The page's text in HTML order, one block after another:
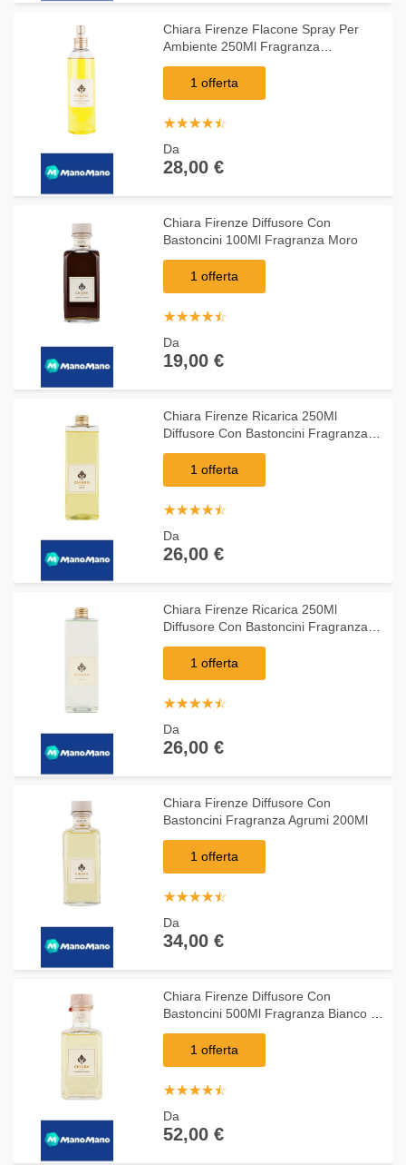
Chiara Firenze Flacone Spray Per
Ambiente 250Ml Fragranza
Hypericum
1 offerta
☆☆☆☆☆
★★★★★
Da
28,00 €
Chiara Firenze Diffusore Con
Bastoncini 100Ml Fragranza Moro
1 offerta
☆☆☆☆☆
★★★★★
Da
19,00 €
Chiara Firenze Ricarica 250Ml
Diffusore Con Bastoncini Fragranza
Agrumi
1 offerta
☆☆☆☆☆
★★★★★
Da
26,00 €
Chiara Firenze Ricarica 250Ml
Diffusore Con Bastoncini Fragranza
Thymus
1 offerta
☆☆☆☆☆
★★★★★
Da
26,00 €
Chiara Firenze Diffusore Con
Bastoncini Fragranza Agrumi 200Ml
1 offerta
☆☆☆☆☆
★★★★★
Da
34,00 €
Chiara Firenze Diffusore Con
Bastoncini 500Ml Fragranza Bianco Di
Bacco
1 offerta
☆☆☆☆☆
★★★★★
Da
52,00 €